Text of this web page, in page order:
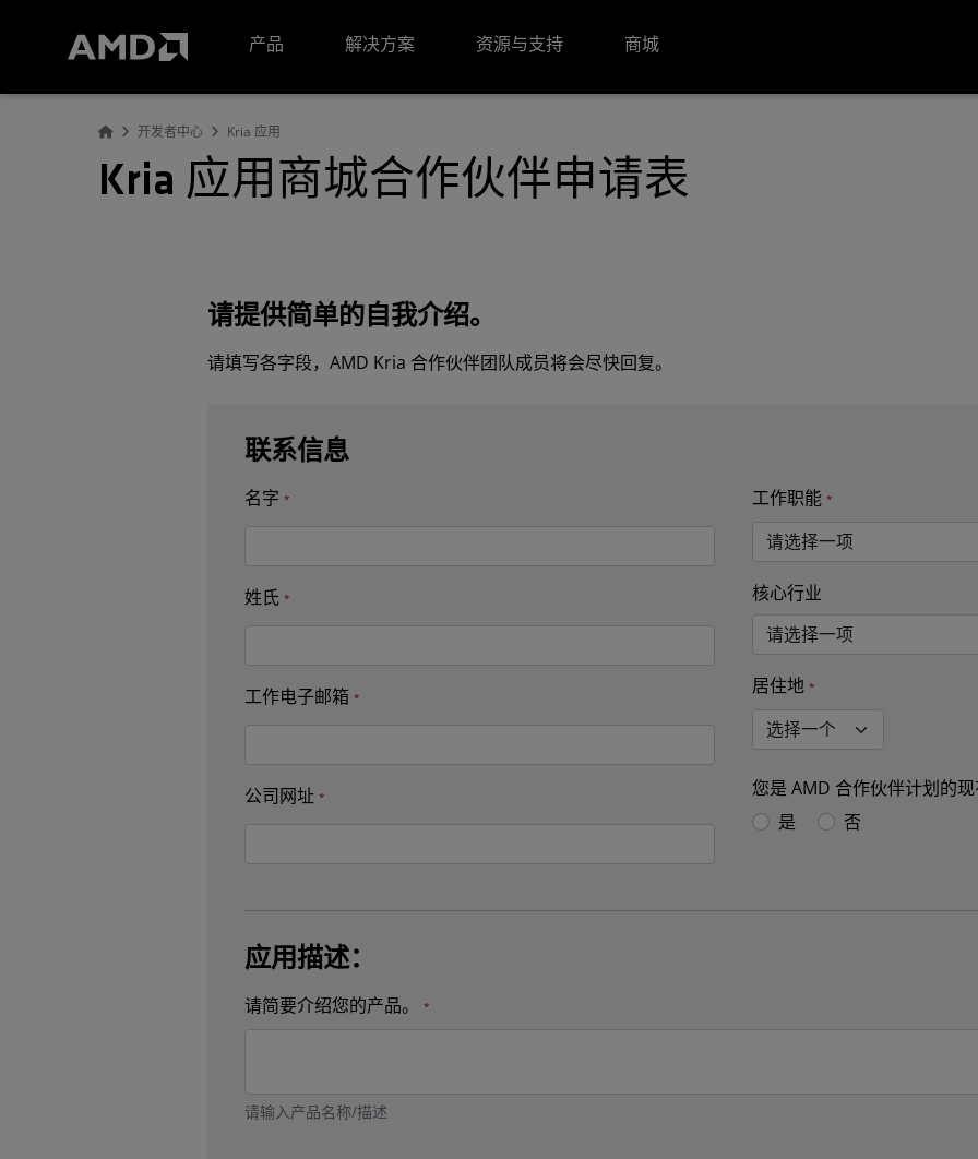
产品
解决方案 资源与支持 商城
开发者中心 Kria 应用
Kria 应用商城合作伙伴申请表
请提供简单的自我介绍。
请填写各字段，AMD Kria 合作伙伴团队成员将会尽快回复。
联系信息
名字
姓氏
工作电子邮箱
公司网址
工作职能
核心行业
居住地
您是 AMD 合作伙伴计划的现
是
否
应用描述：
请简要介绍您的产品。
请输入产品名称/描述